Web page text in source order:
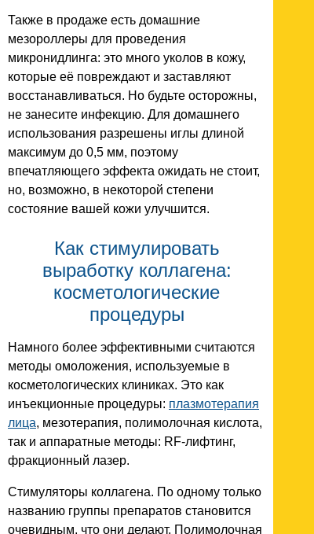
Также в продаже есть домашние
мезороллеры для проведения
микронидлинга: это много уколов в кожу,
которые её повреждают и заставляют
восстанавливаться. Но будьте осторожны,
не занесите инфекцию. Для домашнего
использования разрешены иглы длиной
максимум до 0,5 мм, поэтому
впечатляющего эффекта ожидать не стоит,
но, возможно, в некоторой степени
состояние вашей кожи улучшится.
Как стимулировать
выработку коллагена:
косметологические
процедуры
Намного более эффективными считаются
методы омоложения, используемые в
косметологических клиниках. Это как
инъекционные процедуры: плазмотерапия
лица, мезотерапия, полимолочная кислота,
так и аппаратные методы: RF-лифтинг,
фракционный лазер.
Стимуляторы коллагена. По одному только
названию группы препаратов становится
очевидным, что они делают. Полимолочная